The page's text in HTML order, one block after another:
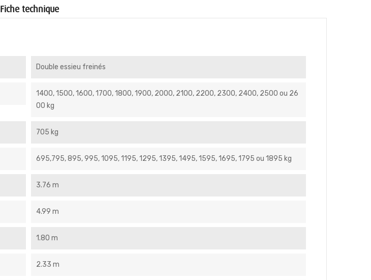
Fiche technique
Double essieu freinés
1400, 1500, 1600, 1700, 1800, 1900, 2000, 2100, 2200, 2300, 2400, 2500 ou 26
00 kg
705 kg
695,795, 895, 995, 1095, 1195, 1295, 1395, 1495, 1595, 1695, 1795 ou 1895 kg
3.76 m
4.99 m
1.80 m
2.33 m